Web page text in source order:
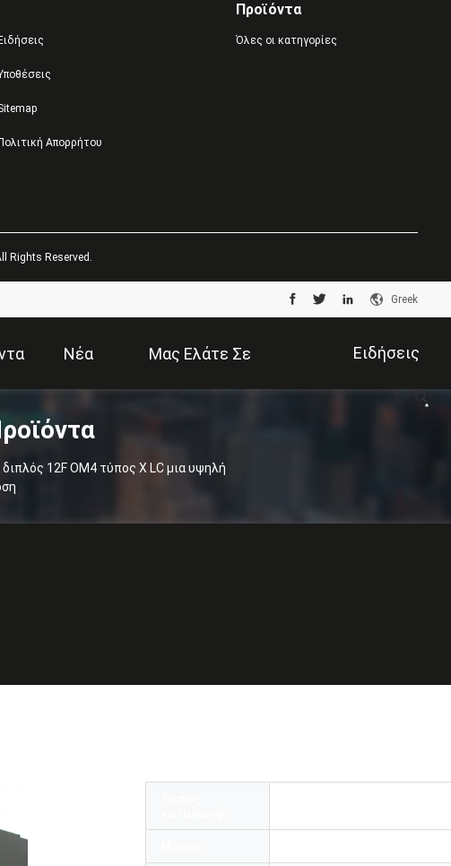
Ειδήσεις
Πολιτική Απορρήτου
Προϊόντα
Όλες οι κατηγορίες
Rights Reserved.
Greek
Νέα Μας Ελάτε Σε Ειδήσεις
12F OM4 τύπος Χ LC μια υψηλή